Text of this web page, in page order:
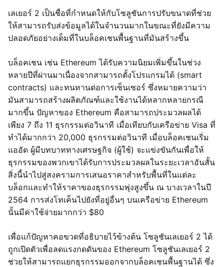
เลเยอร์ 2 เป็นชื่อที่กำหนดให้กับโซลูชันการปรับขนาดที่ช่วย
ให้สามารถรับส่งข้อมูลได้ในจำนวนมากในขณะที่ยังมีความ
ปลอดภัยอย่างเต็มที่ในบล็อคเชนพื้นฐานที่มันสร้างขึ้น
บล็อคเชน เช่น Ethereum ได้รับความนิยมเพิ่มขึ้นในช่วง
หลายปีที่ผ่านมาเนื่องจากสามารถตั้งโปรแกรมได้ (smart
contracts) และทนทานต่อการเซ็นเซอร์ ซึ่งหมายความว่า
มันสามารถสร้างผลิตภัณฑ์และใช้งานได้หลากหลายกรณี
มากขึ้น ปัญหาของ Ethereum คือสามารถประมวลผลได้
เพียง 7 ถึง 11 ธุรกรรมต่อวินาที เมื่อเทียบกับเครือข่าย Visa ที่
ทำได้มากกว่า 20,000 ธุรกรรมต่อวินาที เมื่อบล็อคเชนเริ่ม
แออัด ผู้มีบทบาททางเศรษฐกิจ (ผู้ใช้) จะแข่งขันกันเพื่อให้
ธุรกรรมของพวกเขาได้รับการประมวลผลในระยะเวลาอันสั้น
สิ่งนี้นำไปสู่สงครามการเสนอราคาสำหรับพื้นที่ในแต่ละ
บล็อกและทำให้ราคาของธุรกรรมพุ่งสูงขึ้น ณ บางเวลาในปี
2564 การส่งโทเค็นไปยังที่อยู่อื่นๆ บนเครือข่าย Ethereum
นั้นมีค่าใช้จ่ายมากกว่า $80
เพื่อแก้ปัญหาคอขวดที่อธิบายไว้ข้างต้น โซลูชันเลเยอร์ 2 ได้
ถูกเปิดตัวเพื่อลดแรงกดดันของ Ethereum โซลูชันเลเยอร์ 2
ช่วยให้สามารถแยกธุรกรรมออกจากบล็อคเชนพื้นฐานได้ ซึ่ง